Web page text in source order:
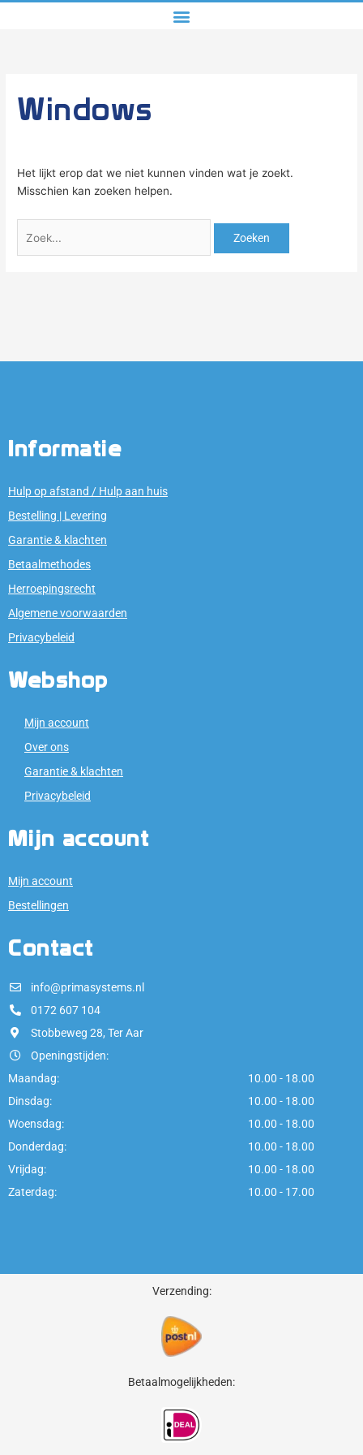
Windows
Het lijkt erop dat we niet kunnen vinden wat je zoekt.
Misschien kan zoeken helpen.
Informatie
Hulp op afstand / Hulp aan huis
Bestelling | Levering
Garantie & klachten
Betaalmethodes
Herroepingsrecht
Algemene voorwaarden
Privacybeleid
Webshop
Mijn account
Over ons
Garantie & klachten
Privacybeleid
Mijn account
Mijn account
Bestellingen
Contact
info@primasystems.nl
0172 607 104
Stobbeweg 28, Ter Aar
Openingstijden:
Maandag:
10.00 - 18.00
Dinsdag:
10.00 - 18.00
Woensdag:
10.00 - 18.00
Donderdag:
10.00 - 18.00
Vrijdag:
10.00 - 18.00
Zaterdag:
10.00 - 17.00
Verzending:
Betaalmogelijkheden: